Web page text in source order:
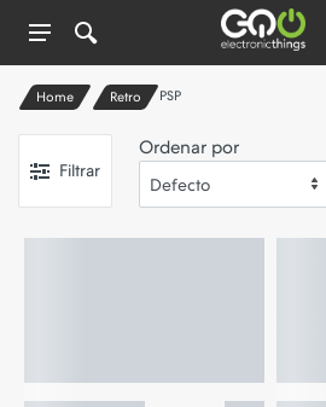
Home Retro PSP
Filtrar
Ordenar por